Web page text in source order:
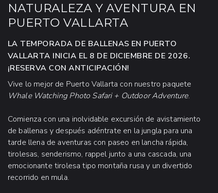
NATURALEZA Y AVENTURA EN
PUERTO VALLARTA
LA TEMPORADA DE BALLENAS EN PUERTO
VALLARTA INICIA EL 8 DE DICIEMBRE DE 2026.
¡RESERVA CON ANTICIPACIÓN!
Vive lo mejor de Puerto Vallarta con nuestro paquete
Whale Watching Photo Safari + Outdoor Adventure.
Comienza con una inolvidable excursión de avistamiento
de ballenas y después adéntrate en la jungla para una
tarde llena de aventuras con paseo en lancha rápida,
tirolesas, senderismo, rappel junto a una cascada, una
emocionante tirolesa tipo montaña rusa y un divertido
recorrido en mula.